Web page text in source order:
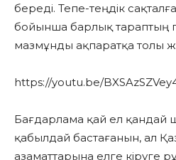
береді. Тепе-теңдік
бойынша барлық тараптың
мазмұнды ақпаратқа толы
https://youtu.be/
Бағдарлама қай ел қандай
қабылдай бастағанын, ал
азаматтарына елге кіруге